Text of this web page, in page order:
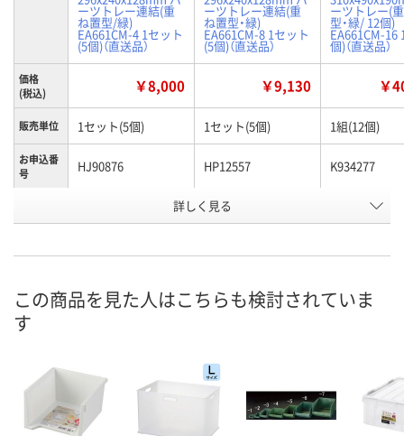
ーツトレー連結(重
ね置型/緑)
EA661CM-4 1セット
(5個)（直送品）
ーツトレー連結(重
ね置型・緑)
EA661CM-8 1セット
(5個)（直送品）
ーツトレー(
型・緑/ 12個)
EA661CM-16
個)（直送品）
価格
(税込)
￥8,000 ￥9,130 ￥
販売単位 1セット(5個) 1セット(5個) 1組(12個)
お申込番
号
HJ90876 HP12557 K934277
わずか
数量 数量
詳しく見る
この商品を見た人はこちらも検討されていま
す